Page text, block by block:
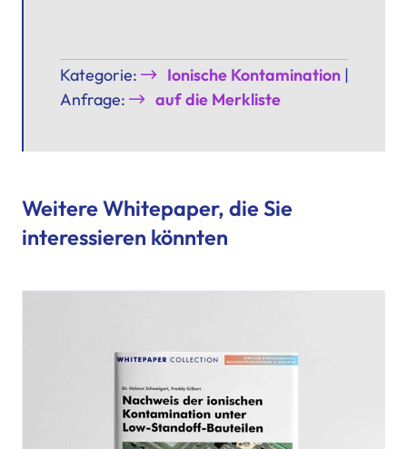
Kategorie: Ionische Kontamination|
Anfrage:
auf die Merkliste
Weitere Whitepaper, die Sie
interessieren könnten